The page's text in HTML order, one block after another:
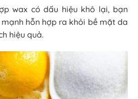
wax có dấu hiệu khô lại, bạn
hỗn hợp ra khỏi bề mặt da
hiệu quả.